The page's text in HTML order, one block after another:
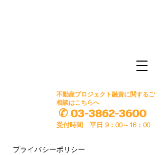
​不動産プロジェクト融資に関するご
相談はこちらへ
✆03-3862-3600
受付時間 平日 9：00～16：00
​プライバシーポリシー